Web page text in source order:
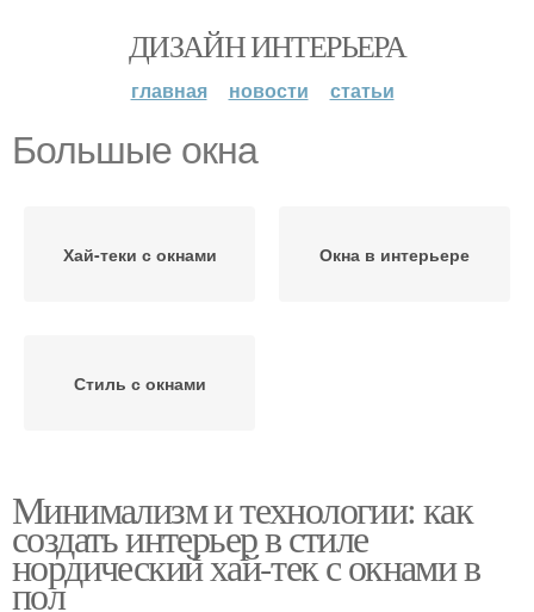
ДИЗАЙН ИНТЕРЬЕРА
главная новости статьи
Большые окна
Хай-теки с окнами Окна в интерьере
Стиль с окнами
Минимализм и технологии: как
создать интерьер в стиле
нордический хай-тек с окнами в
пол